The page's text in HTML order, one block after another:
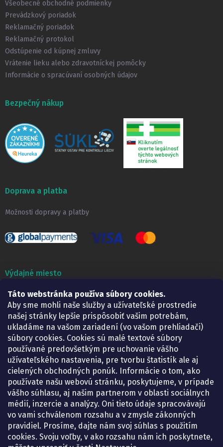
Táto webstránka používa súbory cookies.
Aby sme mohli naše služby a užívateľské prostredie
našej stránky lepšie prispôsobiť vašim potrebám,
ukladáme na vašom zariadení (vo vašom prehliadači)
súbory cookies. Cookies sú malé textové súbory
používané predovšetkým pre uchovanie vášho
užívateľského nastavenia, pre tvorbu štatistík ale aj
cielených obchodných ponúk. Informácie o tom, ako
používate našu webovú stránku, poskytujeme, v prípade
vášho súhlasu, aj našim partnerom v oblasti sociálnych
médií, inzercie a analýzy. Oni tieto údaje spracovávajú
vo vami schválenom rozsahu a v zmysle zákonných
pravidiel. Prosíme, dajte nám svoj súhlas s použitím
cookies. Svoju voľby, v ako rozsahu nám ich poskytnete,
Všeobecné obchodné podmienky
Prevádzkový poriadok
Reklamačný poriadok
Reklamačný protokol
Odstúpenie od kúpnej zmluvy
Vrátenie lieku alebo zdravotníckej pomôcky
Informácie o spracúvaní osobných údajov
Bezpečný nákup
Doprava a platba
Možnosti dopravy a platby
Výdajné miesto
Lekáreň ADONAI
Košice – Smetanova 2
Pondelok:
07.30 – 15.30 h.
Utorok:
07.30 – 16.00 h.
Streda:
07.30 – 16.00 h.
Štvrtok:
07.30 – 15.30 h.
Piatok:
07.30 – 15.30 h.
KONTAKT
eshop@lekarenadonai.sk
+421 948 203 203
Nájdete nás na Facebooku.
lekarenadonai/